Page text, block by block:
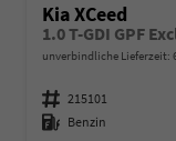
Kia XCeed
1.0 T-GDI GPF
unverbindliche Lieferzeit:
Fahrzeugnummer 215101
Kraftstoff Benzin